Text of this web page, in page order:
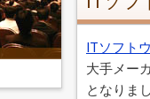
ITソフト
大手メー
となりま